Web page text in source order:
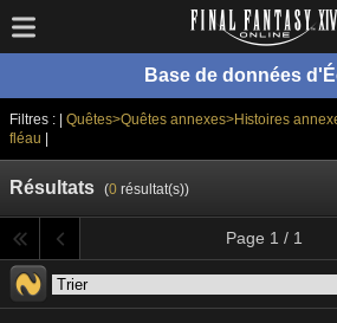
Base de données
Filtres : | Quêtes>Quêtes annexes>Histoires
fléau
Résultats (0résultat(s))
Page 1 / 1